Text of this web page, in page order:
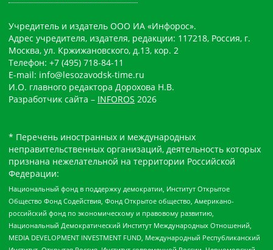
Учредитель и издатель ООО ИА «Инфорос».
Адрес учредителя, издателя, редакции: 117218, Россия, г.
Москва, ул. Кржижановского, д.13, кор. 2
Телефон: +7 (495) 718-84-11
E-mail: info@lesozavodsk-time.ru
И.О. главного редактора Дорохова Н.В.
Разработчик сайта – INFOROS 2026
* Перечень иностранных и международных
неправительственных организаций, деятельность которых
признана нежелательной на территории Российской
Федерации:
Национальный фонд в поддержку демократии, Институт Открытое
Общество Фонд Содействия, Фонд Открытое общество, Американо-
российский фонд по экономическому и правовому развитию,
Национальный Демократический Институт Международных Отношений,
MEDIA DEVELOPMENT INVESTMENT FUND, Международный Республиканский